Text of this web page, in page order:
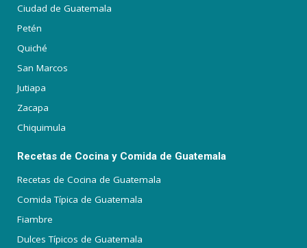
Ciudad de Guatemala
Petén
Quiché
San Marcos
Jutiapa
Zacapa
Chiquimula
Recetas de Cocina y Comida de Guatemala
Recetas de Cocina de Guatemala
Comida Típica de Guatemala
Fiambre
Dulces Típicos de Guatemala